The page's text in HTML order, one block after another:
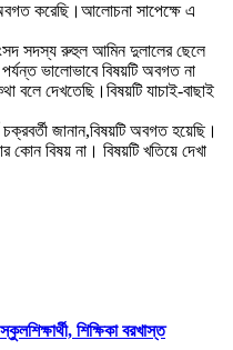
অবগত করেছি।আলোচনা সাপেক্ষে এ
সদস্য রুহুল আমিন দুলালের ছেলে
ভালোভাবে বিষয়টি অবগত না
দেখতেছি।বিষয়টি যাচাই-বাছাই
জানান,বিষয়টি অবগত হয়েছি।
কোন বিষয় না। বিষয়টি খতিয়ে দেখা
শিক্ষিকা বরখাস্ত